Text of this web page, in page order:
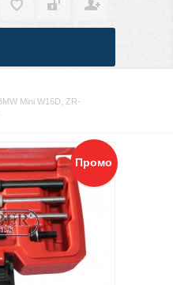
Mini W16D, ZR-
Промо